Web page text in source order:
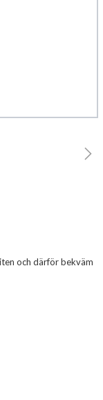
och därför bekväm